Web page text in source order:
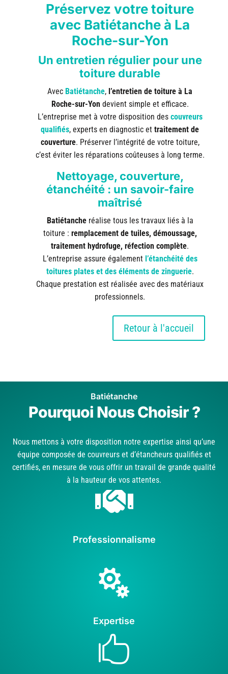
Préservez votre toiture
avec Batiétanche à La
Roche-sur-Yon
Un entretien régulier pour une
toiture durable
Avec Batiétanche, l’entretien de toiture à La
Roche-sur-Yon devient simple et efficace.
L’entreprise met à votre disposition des couvreurs
qualifiés, experts en diagnostic et traitement de
couverture. Préserver l’intégrité de votre toiture,
c’est éviter les réparations coûteuses à long terme.
Nettoyage, couverture,
étanchéité : un savoir-faire
maîtrisé
Batiétanche réalise tous les travaux liés à la
toiture : remplacement de tuiles, démoussage,
traitement hydrofuge, réfection complète.
L’entreprise assure également l’étanchéité des
toitures plates et des éléments de zinguerie.
Chaque prestation est réalisée avec des matériaux
professionnels.
Retour à l'accueil
Batiétanche
Pourquoi Nous Choisir ?
Nous mettons à votre disposition notre expertise ainsi qu’une
équipe composée de couvreurs et d’étancheurs qualifiés et
certifiés, en mesure de vous offrir un travail de grande qualité
à la hauteur de vos attentes.

Professionnalisme

Expertise
